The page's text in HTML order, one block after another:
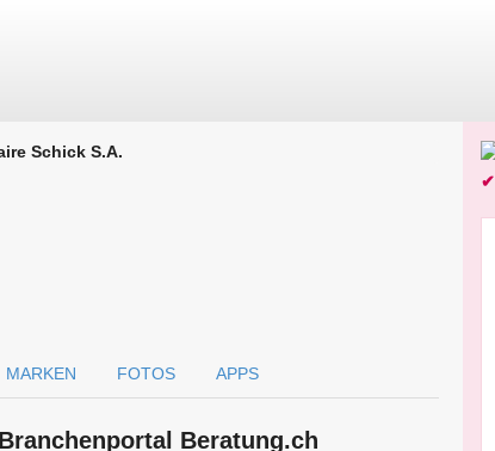
Schick S.A.
MARKEN FOTOS APPS
Beratung.ch
✔